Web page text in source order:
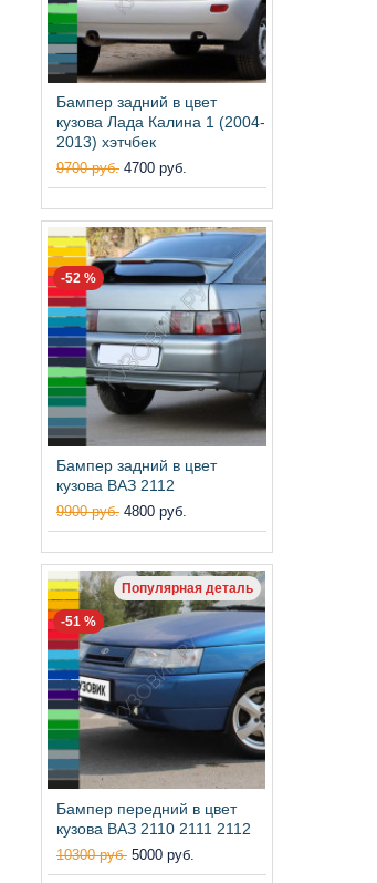
Бампер задний в цвет
кузова Лада Калина 1 (2004-
2013) хэтчбек
9700 руб. 4700 руб.
-52 %
Бампер задний в цвет
кузова ВАЗ 2112
9900 руб. 4800 руб.
Популярная деталь
-51 %
Бампер передний в цвет
кузова ВАЗ 2110 2111 2112
10300 руб. 5000 руб.